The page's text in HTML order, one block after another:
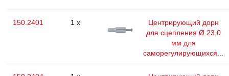
150.2401 1 x
Центрирующий дорн
для сцепления Ø 23,0
мм для
саморегулирующихся...